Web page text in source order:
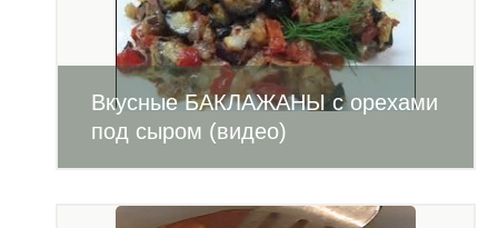
Вкусные БАКЛАЖАНЫ с орехами
под сыром (видео)